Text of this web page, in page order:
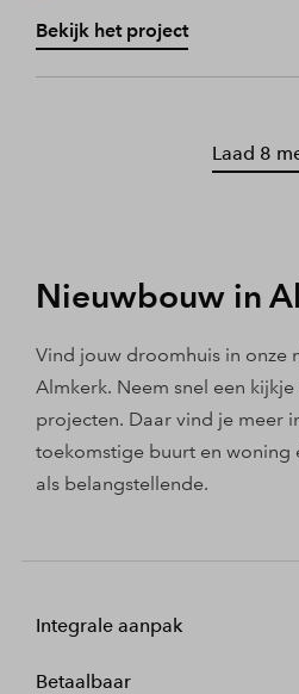
Bekijk het project
Laad 8
Nieuwbouw in
Vind jouw droomhuis in onze
Almkerk. Neem snel een
projecten. Daar vind je meer
toekomstige buurt en woning
als belangstellende.
Integrale aanpak
Betaalbaar